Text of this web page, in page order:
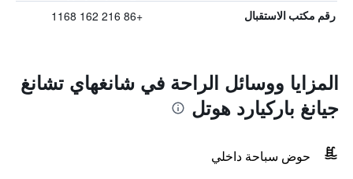
رقم مكتب الاستقبال +86 216 162 1168
المزايا ووسائل الراحة في شانغهاي تشانغ
جيانغ باركيارد هوتل
حوض سباحة داخلي